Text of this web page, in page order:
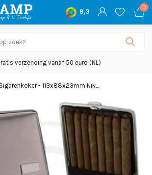
9,3
0
verzending vanaf 50 euro (NL)
Sigarenkoker - 113x88x23mm Nik...